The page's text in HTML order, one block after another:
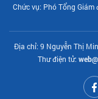
Chức vụ: Phó Tổng
Địa chỉ: 9 Nguyễn Thị
Thư điện tử: